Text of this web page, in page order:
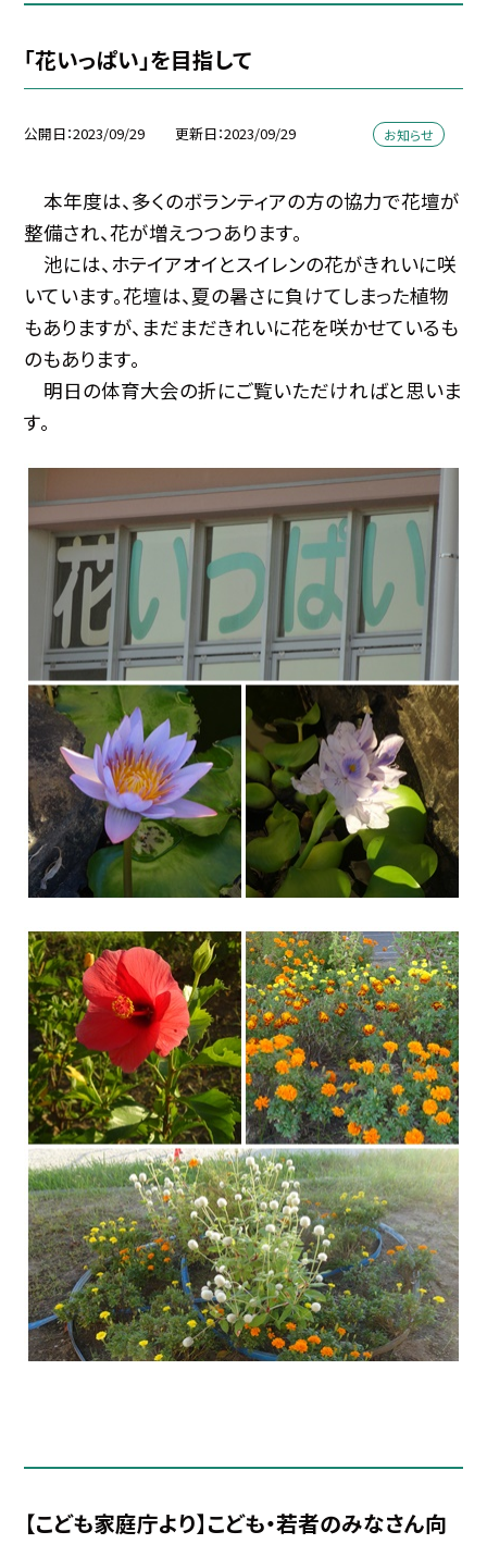
「花いっぱい」を目指して
公開日 2023/09/29 更新日 2023/09/29 お知らせ
本年度は、多くのボランティアの方の協力で花壇が
整備され、花が増えつつあります。
池には、ホテイアオイとスイレンの花がきれいに咲
いています。花壇は、夏の暑さに負けてしまった植物
もありますが、まだまだきれいに花を咲かせているも
のもあります。
明日の体育大会の折にご覧いただければと思いま
す。
【こども家庭庁より】こども・若者のみなさん向